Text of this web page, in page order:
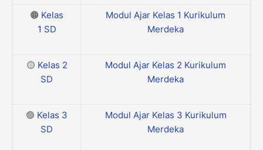
🟠 Kelas
1 SD
Modul Ajar Kelas 1 Kurikulum
Merdeka
🟡 Kelas 2
SD
Modul Ajar Kelas 2 Kurikulum
Merdeka
🟢 Kelas 3
SD
Modul Ajar Kelas 3 Kurikulum
Merdeka